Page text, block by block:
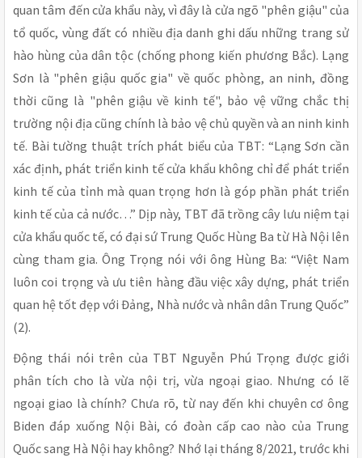
quan tâm đến cửa khẩu này, vì đây là cửa ngõ "phên giậu" của
tổ quốc, vùng đất có nhiều địa danh ghi dấu những trang sử
hào hùng của dân tộc (chống phong kiến phương Bắc). Lạng
Sơn là "phên giậu quốc gia" về quốc phòng, an ninh, đồng
thời cũng là "phên giậu về kinh tế", bảo vệ vững chắc thị
trường nội địa cũng chính là bảo vệ chủ quyền và an ninh kinh
tế. Bài tường thuật trích phát biểu của TBT: “Lạng Sơn cần
xác định, phát triển kinh tế cửa khẩu không chỉ để phát triển
kinh tế của tỉnh mà quan trọng hơn là góp phần phát triển
kinh tế của cả nước…” Dịp này, TBT đã trồng cây lưu niệm tại
cửa khẩu quốc tế, có đại sứ Trung Quốc Hùng Ba từ Hà Nội lên
cùng tham gia. Ông Trọng nói với ông Hùng Ba: “Việt Nam
luôn coi trọng và ưu tiên hàng đầu việc xây dựng, phát triển
quan hệ tốt đẹp với Đảng, Nhà nước và nhân dân Trung Quốc”
(2).
Động thái nói trên của TBT Nguyễn Phú Trọng được giới
phân tích cho là vừa nội trị, vừa ngoại giao. Nhưng có lẽ
ngoại giao là chính? Chưa rõ, từ nay đến khi chuyên cơ ông
Biden đáp xuống Nội Bài, có đoàn cấp cao nào của Trung
Quốc sang Hà Nội hay không? Nhớ lại tháng 8/2021, trước khi